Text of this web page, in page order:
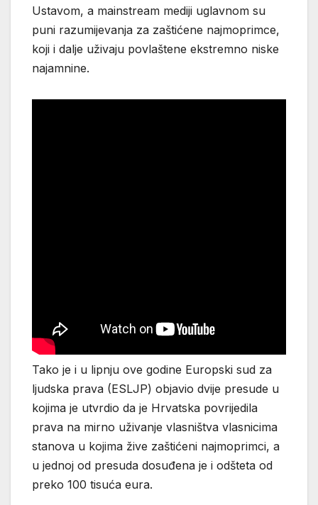
Ustavom, a mainstream mediji uglavnom su
puni razumijevanja za zaštićene najmoprimce,
koji i dalje uživaju povlaštene ekstremno niske
najamnine.
Tako je i u lipnju ove godine Europski sud za
ljudska prava (ESLJP) objavio dvije presude u
kojima je utvrdio da je Hrvatska povrijedila
prava na mirno uživanje vlasništva vlasnicima
stanova u kojima žive zaštićeni najmoprimci, a
u jednoj od presuda dosuđena je i odšteta od
preko 100 tisuća eura.